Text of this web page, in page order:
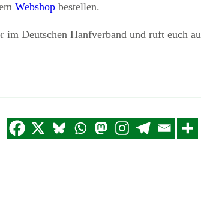
Webshop bestellen.
im Deutschen Hanfverband und ruft euch